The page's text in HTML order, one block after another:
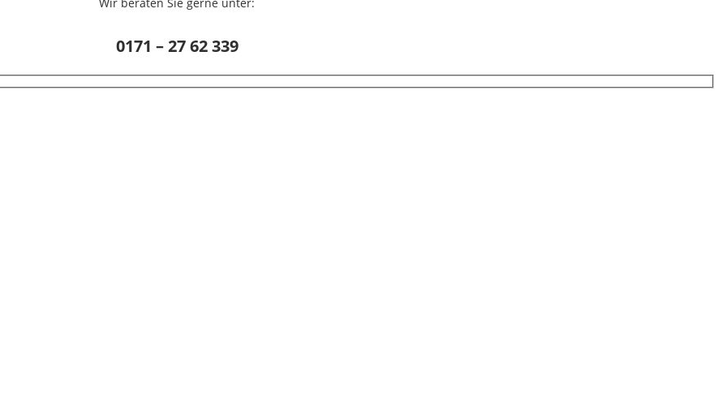
Wir beraten Sie gerne unter:
0171 – 27 62 339